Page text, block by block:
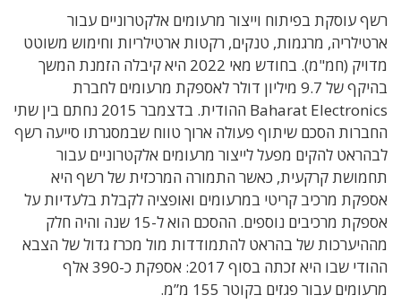
רשף עוסקת בפיתוח וייצור מרעומים אלקטרוניים עבור
ארטילריה, מרגמות, טנקים, רקטות ארטילריות וחימוש משוטט
מדויק (חמ"מ). בחודש מאי 2022 היא קיבלה הזמנת המשך
בהיקף של 9.7 מיליון דולר לאספקת מרעומים לחברת
Baharat Electronics ההודית. בדצמבר 2015 נחתם בין שתי
החברות הסכם שיתוף פעולה ארוך טווח שבמסגרתו סייעה רשף
לבהראט להקים מפעל לייצור מרעומים אלקטרוניים עבור
תחמושת קרקעית, כאשר התמורה המרכזית של רשף היא
אספקת מרכיב קריטי במרעומים ואופציה לקבלת בלעדיות על
אספקת מרכיבים נוספים. ההסכם הוא ל-15 שנה והיה חלק
מההיערכות של בהראט להתמודדות מול מכרז גדול של הצבא
ההודי שבו היא זכתה בסוף 2017: אספקת כ-390 אלף
מרעומים עבור פגזים בקוטר 155 מ”מ.